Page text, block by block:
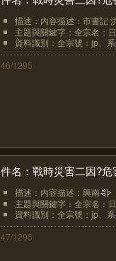
描述：內容描述：市書記
主題與關鍵字：全宗名：
資料識別：全宗號：jp、
46/1295
件名：戰時災害二因?
描述：內容描述：興南
主題與關鍵字：全宗名：
資料識別：全宗號：jp、
47/1295